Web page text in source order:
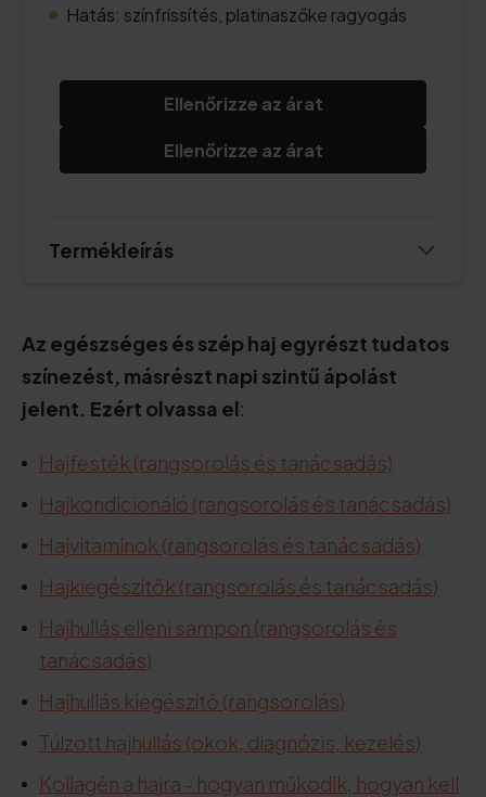
Hatás: színfrissítés, platinaszőke ragyogás
Ellenőrizze az árat
Ellenőrizze az árat
Termékleírás
Az egészséges és szép haj egyrészt tudatos
színezést, másrészt napi szintű ápolást
jelent. Ezért olvassa el:
Hajfesték (rangsorolás és tanácsadás)
Hajkondicionáló (rangsorolás és tanácsadás)
Hajvitaminok (rangsorolás és tanácsadás)
Hajkiegészítők (rangsorolás és tanácsadás)
Hajhullás elleni sampon (rangsorolás és
tanácsadás)
Hajhullás kiegészítő (rangsorolás)
Túlzott hajhullás (okok, diagnózis, kezelés)
Kollagén a hajra - hogyan működik, hogyan kell